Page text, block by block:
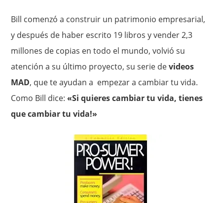
Bill comenzó a construir un patrimonio empresarial,
y después de haber escrito 19 libros y vender 2,3
millones de copias en todo el mundo, volvió su
atención a su último proyecto, su serie devideos
MAD, que te ayudan a empezar a cambiar tu vida.
Como Bill dice:«Si quieres cambiar tu vida, tienes
que cambiar tu vida!»